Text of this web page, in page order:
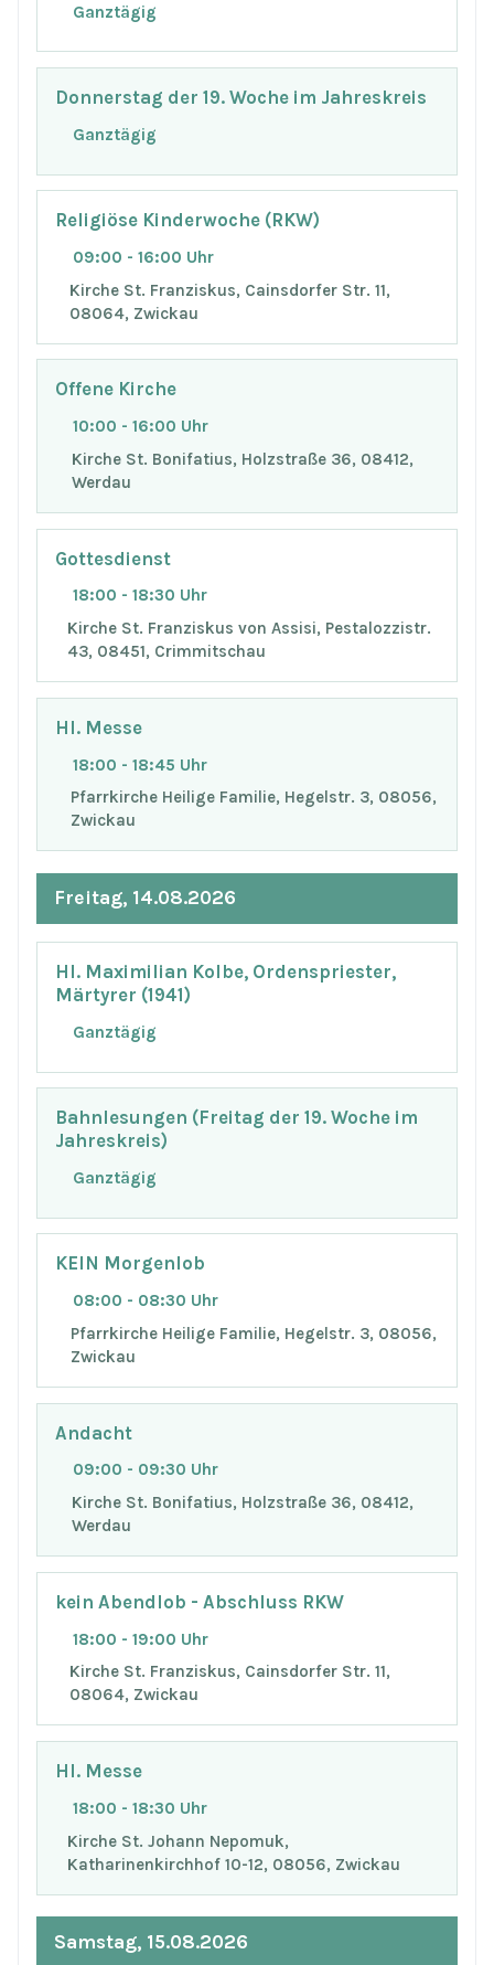
Ganztägig
Donnerstag der 19. Woche im Jahreskreis
Ganztägig
Religiöse Kinderwoche (RKW)
09:00 - 16:00 Uhr
Kirche St. Franziskus, Cainsdorfer Str. 11,
08064, Zwickau
Offene Kirche
10:00 - 16:00 Uhr
Kirche St. Bonifatius, Holzstraße 36, 08412,
Werdau
Gottesdienst
18:00 - 18:30 Uhr
Kirche St. Franziskus von Assisi, Pestalozzistr.
43, 08451, Crimmitschau
Hl. Messe
18:00 - 18:45 Uhr
Pfarrkirche Heilige Familie, Hegelstr. 3, 08056,
Zwickau
Freitag, 14.08.2026
Hl. Maximilian Kolbe, Ordenspriester,
Märtyrer (1941)
Ganztägig
Bahnlesungen (Freitag der 19. Woche im
Jahreskreis)
Ganztägig
KEIN Morgenlob
08:00 - 08:30 Uhr
Pfarrkirche Heilige Familie, Hegelstr. 3, 08056,
Zwickau
Andacht
09:00 - 09:30 Uhr
Kirche St. Bonifatius, Holzstraße 36, 08412,
Werdau
kein Abendlob - Abschluss RKW
18:00 - 19:00 Uhr
Kirche St. Franziskus, Cainsdorfer Str. 11,
08064, Zwickau
Hl. Messe
18:00 - 18:30 Uhr
Kirche St. Johann Nepomuk,
Katharinenkirchhof 10-12, 08056, Zwickau
Samstag, 15.08.2026